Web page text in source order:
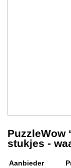
PuzzleWow
stukjes -
Aanbieder